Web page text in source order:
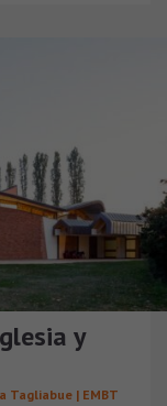
y
Tagliabue | EMBT